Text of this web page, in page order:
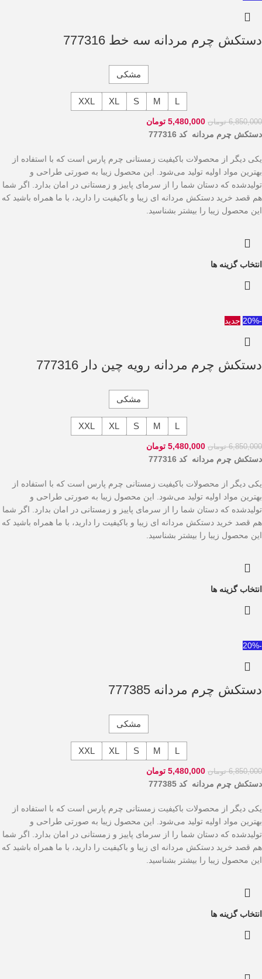
دستکش چرم مردانه سه خط 777316
مشکی
L
M
S
XL
XXL
6,850,000 تومان 5,480,000 تومان
دستکش چرم مردانه کد 777316
یکی دیگر از محصولات باکیفیت زمستانی چرم پارس است که با استفاده از
بهترین مواد اولیه تولید می‌شود. این محصول زیبا به صورتی طراحی و
تولیدشده که دستان شما را از سرمای پاییز و زمستانی در امان بدارد. اگر شما
هم قصد خرید دستکش مردانه ای زیبا و باکیفیت را دارید، با ما همراه باشید که
این محصول زیبا را بیشتر بشناسید.
انتخاب گزینه ها
-20% جدید
دستکش چرم مردانه رویه چین دار 777316
مشکی
L
M
S
XL
XXL
6,850,000 تومان 5,480,000 تومان
دستکش چرم مردانه کد 777316
یکی دیگر از محصولات باکیفیت زمستانی چرم پارس است که با استفاده از
بهترین مواد اولیه تولید می‌شود. این محصول زیبا به صورتی طراحی و
تولیدشده که دستان شما را از سرمای پاییز و زمستانی در امان بدارد. اگر شما
هم قصد خرید دستکش مردانه ای زیبا و باکیفیت را دارید، با ما همراه باشید که
این محصول زیبا را بیشتر بشناسید.
انتخاب گزینه ها
-20%
دستکش چرم مردانه 777385
مشکی
L
M
S
XL
XXL
6,850,000 تومان 5,480,000 تومان
دستکش چرم مردانه کد 777385
یکی دیگر از محصولات باکیفیت زمستانی چرم پارس است که با استفاده از
بهترین مواد اولیه تولید می‌شود. این محصول زیبا به صورتی طراحی و
تولیدشده که دستان شما را از سرمای پاییز و زمستانی در امان بدارد. اگر شما
هم قصد خرید دستکش مردانه ای زیبا و باکیفیت را دارید، با ما همراه باشید که
این محصول زیبا را بیشتر بشناسید.
انتخاب گزینه ها